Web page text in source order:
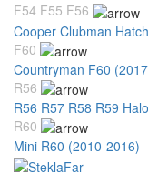
F54 F55 F56
Cooper Clubman
F60
Countryman F60
R56
R56 R57 R58 R59
R60
Mini R60 (2010-2016)